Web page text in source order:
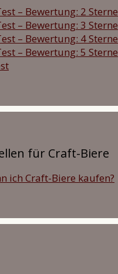
– Bewertung: 2 Sterne
– Bewertung: 3 Sterne
– Bewertung: 4 Sterne
– Bewertung: 5 Sterne
für Craft-Biere
ich Craft-Biere kaufen?